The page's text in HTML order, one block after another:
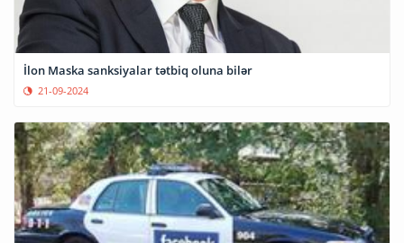
İlon Maska sanksiyalar tətbiq oluna bilər
21-09-2024